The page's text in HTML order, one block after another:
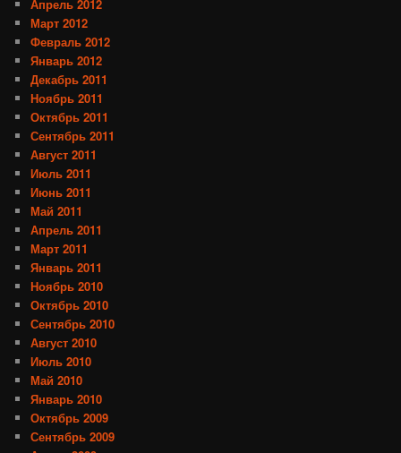
Апрель 2012
Март 2012
Февраль 2012
Январь 2012
Декабрь 2011
Ноябрь 2011
Октябрь 2011
Сентябрь 2011
Август 2011
Июль 2011
Июнь 2011
Май 2011
Апрель 2011
Март 2011
Январь 2011
Ноябрь 2010
Октябрь 2010
Сентябрь 2010
Август 2010
Июль 2010
Май 2010
Январь 2010
Октябрь 2009
Сентябрь 2009